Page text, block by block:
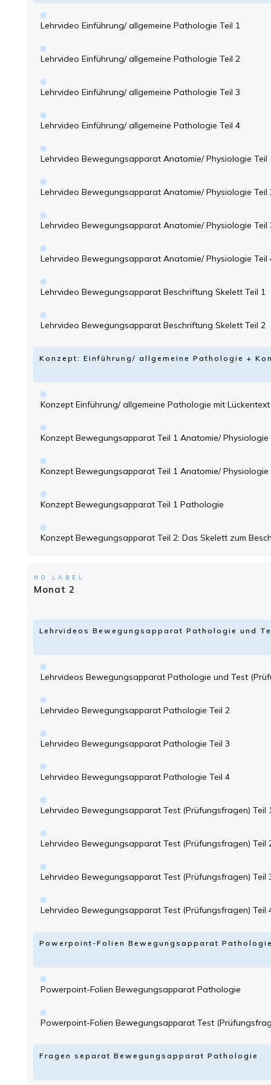
Lehrvideo Einführung/ allgemeine Pathologie Teil 1
Lehrvideo Einführung/ allgemeine Pathologie Teil 2
Lehrvideo Einführung/ allgemeine Pathologie Teil 3
Lehrvideo Einführung/ allgemeine Pathologie Teil 4
Lehrvideo Bewegungsapparat Anatomie/ Physiologie Teil
Lehrvideo Bewegungsapparat Anatomie/ Physiologie Teil
Lehrvideo Bewegungsapparat Anatomie/ Physiologie Teil
Lehrvideo Bewegungsapparat Anatomie/ Physiologie Teil
Lehrvideo Bewegungsapparat Beschriftung Skelett Teil 1
Lehrvideo Bewegungsapparat Beschriftung Skelett Teil 2
Konzept: Einführung/ allgemeine Pathologie +
Konzept Einführung/ allgemeine Pathologie mit Lückentext
Konzept Bewegungsapparat Teil 1 Anatomie/ Physiologie
Konzept Bewegungsapparat Teil 1 Anatomie/ Physiologie
Konzept Bewegungsapparat Teil 1 Pathologie
Konzept Bewegungsapparat Teil 2: Das Skelett zum
NO LABEL
Monat 2
Lehrvideos Bewegungsapparat Pathologie und
Lehrvideos Bewegungsapparat Pathologie und Test
Lehrvideo Bewegungsapparat Pathologie Teil 2
Lehrvideo Bewegungsapparat Pathologie Teil 3
Lehrvideo Bewegungsapparat Pathologie Teil 4
Lehrvideo Bewegungsapparat Test (Prüfungsfragen) Teil
Lehrvideo Bewegungsapparat Test (Prüfungsfragen) Teil
Lehrvideo Bewegungsapparat Test (Prüfungsfragen) Teil
Lehrvideo Bewegungsapparat Test (Prüfungsfragen) Teil
Powerpoint-Folien Bewegungsapparat Pathologie
Powerpoint-Folien Bewegungsapparat Pathologie
Powerpoint-Folien Bewegungsapparat Test
Fragen separat Bewegungsapparat Pathologie